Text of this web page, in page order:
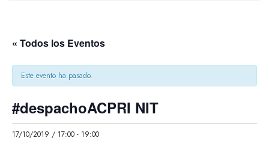
« Todos los Eventos
Este evento ha pasado.
#despachoACPRI NIT
17/10/2019 / 17:00 - 19:00